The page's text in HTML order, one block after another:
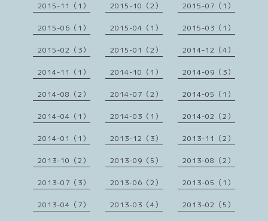
2015-11（1） 2015-10（2） 2015-07（1）
2015-06（1） 2015-04（1） 2015-03（1）
2015-02（3） 2015-01（2） 2014-12（4）
2014-11（1） 2014-10（1） 2014-09（3）
2014-08（2） 2014-07（2） 2014-05（1）
2014-04（1） 2014-03（1） 2014-02（2）
2014-01（1） 2013-12（3） 2013-11（2）
2013-10（2） 2013-09（5） 2013-08（2）
2013-07（3） 2013-06（2） 2013-05（1）
2013-04（7） 2013-03（4） 2013-02（5）